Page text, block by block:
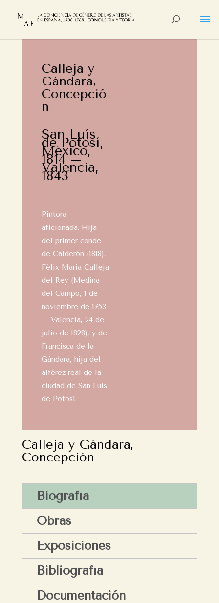
Calleja y
Gándara,
Concepció
n
San Luís
de Potosí,
México,
1814 –
Valencia,
1843
Pintora
aficionada. Hija
del primer conde
de Calderón (1818),
Félix María Calleja
del Rey (Medina
del Campo, 1 de
noviembre de 1753
– Valencia, 24 de
julio de 1828), y de
Francisca de la
Gándara, hija del
alférez real de la
ciudad de San Luis
de Potosí.
Calleja y Gándara,
Concepción
Biografía
Obras
Exposiciones
Bibliografía
Documentación